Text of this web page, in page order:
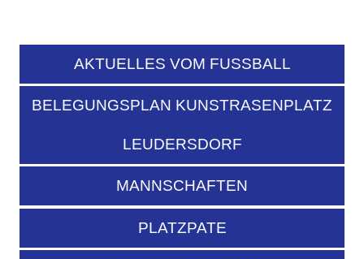
AKTUELLES VOM FUSSBALL
BELEGUNGSPLAN KUNSTRASENPLATZ
LEUDERSDORF
MANNSCHAFTEN
PLATZPATE